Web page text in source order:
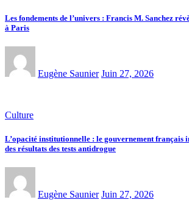
Les fondements de l’univers : Francis M. Sanchez
à Paris
Eugène Saunier Juin 27, 2026
Culture
L’opacité institutionnelle : le gouvernement
des résultats des tests antidrogue
Eugène Saunier Juin 27, 2026